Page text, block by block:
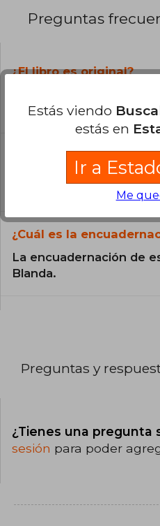
Preguntas
¿El libro es original?
catálogo son Originales.
¿En qué Idioma está
El libro está escrito en
¿Cuál es la
La encuadernación de
Blanda.
Preguntas y
¿Tienes una pregunta
sesión para poder
Estás viendo
estás en
Ir a
Me